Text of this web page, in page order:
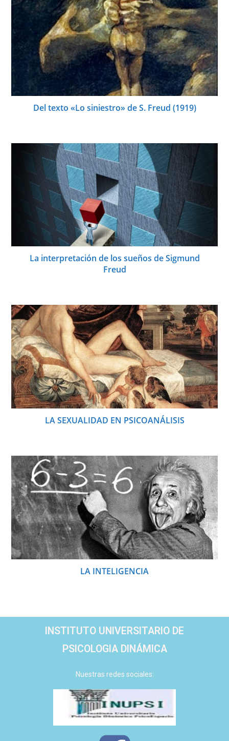
Del texto «Lo siniestro» de S. Freud (1919)
La interpretación de los sueños de Sigmund
Freud
LA SEXUALIDAD EN PSICOANÁLISIS
LA INTELIGENCIA
INSTITUTO UNIVERSITARIO DE
PSICOLOGIA DINÁMICA
Nuestras redes sociales: